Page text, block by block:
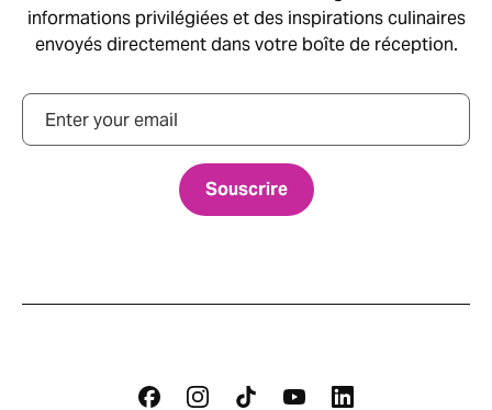
informations privilégiées et des inspirations culinaires
envoyés directement dans votre boîte de réception.
Courriel